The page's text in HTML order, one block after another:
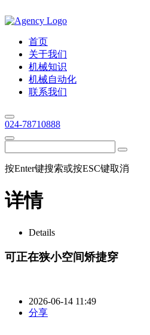
首页
关于我们
机械知识
机械自动化
联系我们
024-78710888
按Enter键搜索或按ESC键取消
详情
Details
可正在狭小空间矫捷穿
2026-06-14 11:49
分享